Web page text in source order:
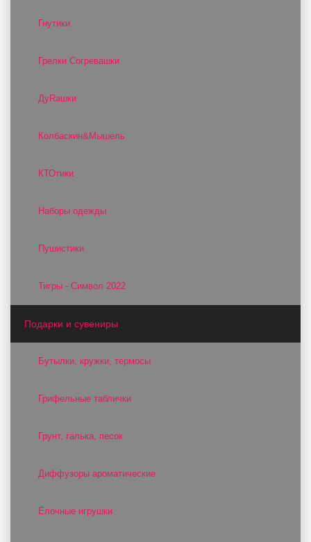
Гнутики
Грелки Согревашки
ДуRашки
Колбаскин&Мышель
КТОтики
Наборы одежды
Пушистики
Тигры - Символ 2022
Подарки и сувениры
Бутылки, кружки, термосы
Грифельные таблички
Грунт, галька, песок
Диффузоры ароматические
Ёлочные игрушки